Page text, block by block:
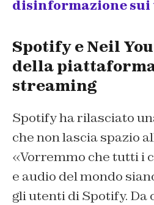
disinformazione sui
Spotify e Neil
della
streaming
Spotify ha rilasciato
che non lascia spazio
«Vorremmo che tutti i
e audio del mondo
gli utenti di Spotify. Da